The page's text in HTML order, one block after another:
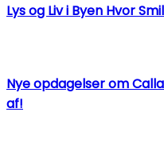
Lys og Liv i Byen Hvor
Nye opdagelser om
af!